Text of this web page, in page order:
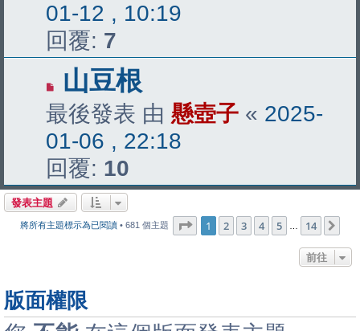
01-12 , 10:19
回覆: 7
山豆根
最後發表 由 懸壺子 « 2025-
01-06 , 22:18
回覆: 10
發表主題
將所有主題標示為已閱讀 • 681 個主題 1 頁 (共14 頁)
1 2 3 4 5 14
前往
版面權限